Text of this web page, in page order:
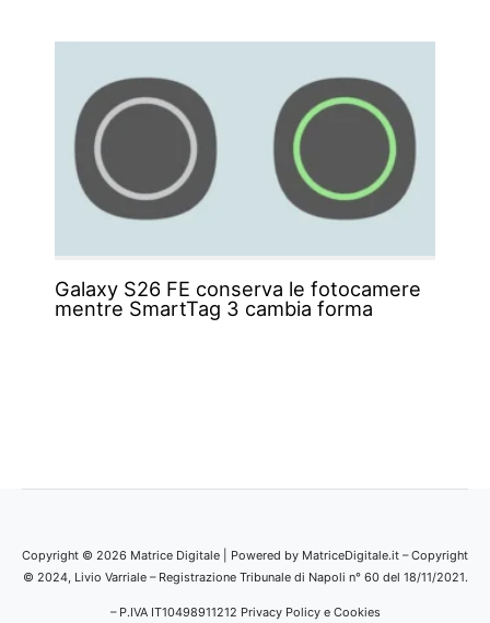
Galaxy S26 FE conserva le fotocamere
mentre SmartTag 3 cambia forma
Copyright © 2026 Matrice Digitale | Powered by MatriceDigitale.it – Copyright
© 2024, Livio Varriale – Registrazione Tribunale di Napoli n° 60 del 18/11/2021.
– P.IVA IT10498911212 Privacy Policy e Cookies